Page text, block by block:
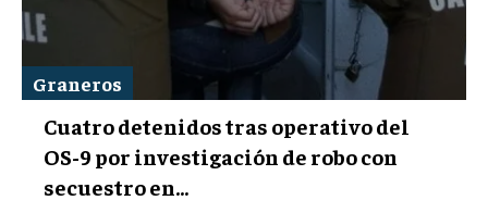
Graneros
Cuatro detenidos tras operativo del
OS-9 por investigación de robo con
secuestro en...